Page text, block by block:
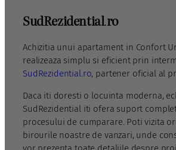
SudRezidential.ro
Achizitia unui apartament in Confort
realizeaza simplu si eficient prin
SudRezidential.ro, partener oficial al
Daca iti doresti o locuinta moderna,
SudRezidential iti ofera suport
procesului de cumparare. Poti vizita
birourile noastre de vanzari, unde